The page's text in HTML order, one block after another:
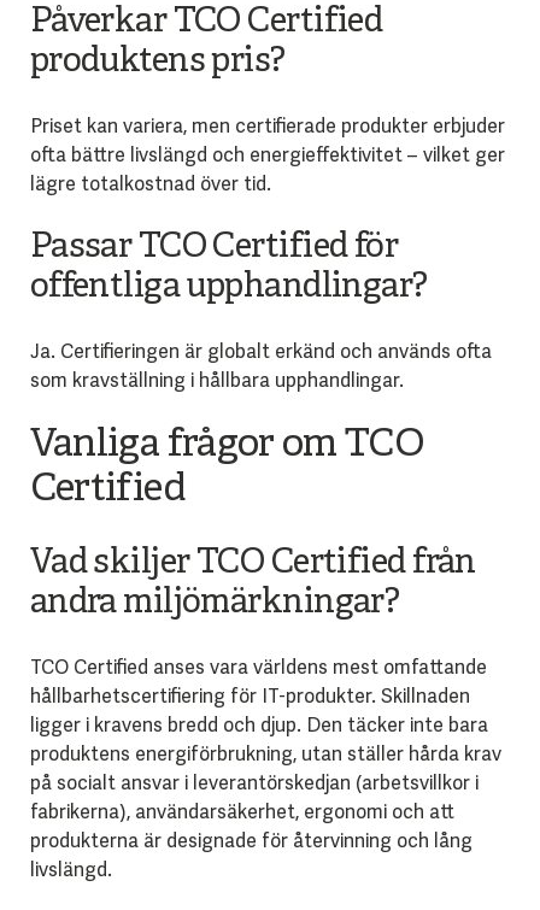
Påverkar TCO Certified
produktens pris?
Priset kan variera, men certifierade produkter erbjuder
ofta bättre livslängd och energieffektivitet – vilket ger
lägre totalkostnad över tid.
Passar TCO Certified för
offentliga upphandlingar?
Ja. Certifieringen är globalt erkänd och används ofta
som kravställning i hållbara upphandlingar.
Vanliga frågor om TCO
Certified
Vad skiljer TCO Certified från
andra miljömärkningar?
TCO Certified anses vara världens mest omfattande
hållbarhetscertifiering för IT-produkter. Skillnaden
ligger i kravens bredd och djup. Den täcker inte bara
produktens energiförbrukning, utan ställer hårda krav
på socialt ansvar i leverantörskedjan (arbetsvillkor i
fabrikerna), användarsäkerhet, ergonomi och att
produkterna är designade för återvinning och lång
livslängd.